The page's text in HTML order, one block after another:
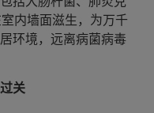
内墙面滋生，为万千
环境，远离病菌病毒
关